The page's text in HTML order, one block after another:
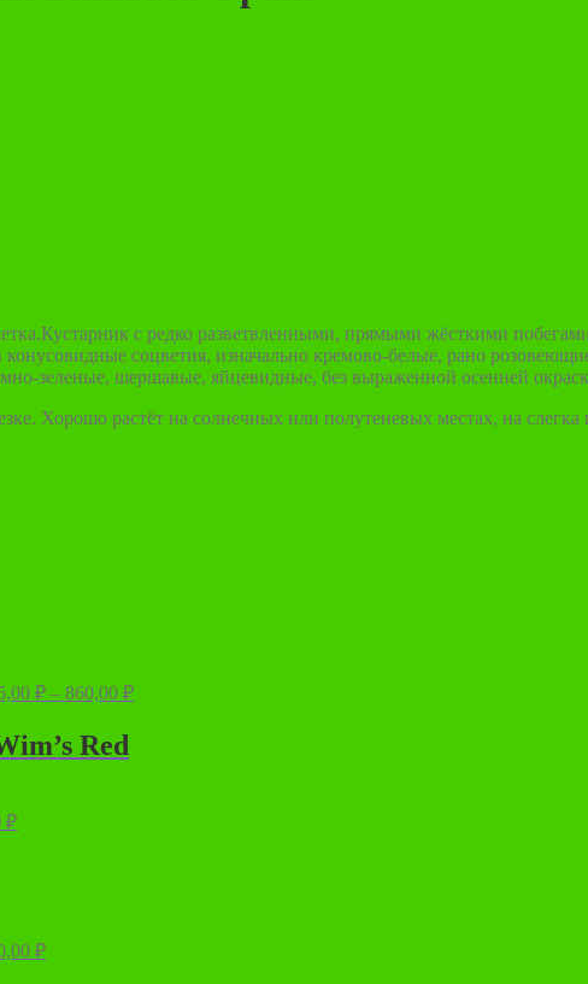
с редко разветвленными, прямыми жёсткими
соцветия, изначально кремово-белые, рано
зеленые, шершавые, яйцевидные, без выраженной осенней
Хорошо растёт на солнечных или полутеневых местах, на
₽ – 860,00 ₽Диапазон
Red
₽Диапазон
₽Диапазон